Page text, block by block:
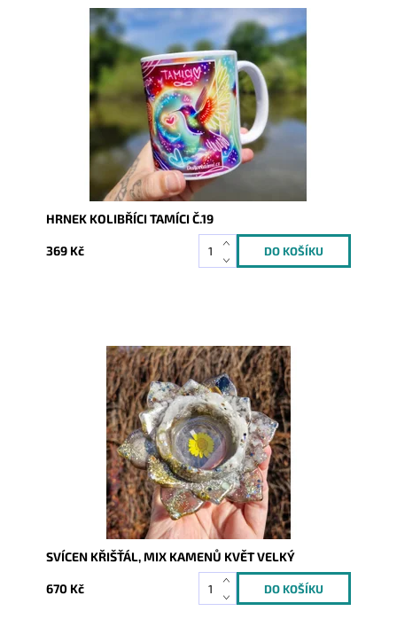
Dostupnost:
Skladem
9366
HRNEK KOLIBŘÍCI TAMÍCI Č.19
369 Kč
Dostupnost:
Skladem
9991
SVÍCEN KŘIŠŤÁL, MIX KAMENŮ KVĚT VELKÝ
670 Kč